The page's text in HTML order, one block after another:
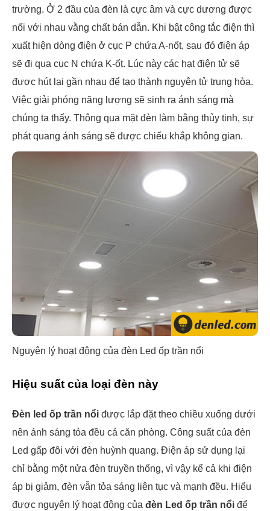
trường. Ở 2 đầu của đèn là cực âm và cực dương được
nối với nhau vằng chất bán dẫn. Khi bật công tắc điện thì
xuất hiện dòng điện ở cục P chứa A-nốt, sau đó điện áp
sẽ đi qua cục N chứa K-ốt. Lúc này các hạt điện tử sẽ
được hút lại gần nhau để tạo thành nguyên tử trung hòa.
Việc giải phóng năng lượng sẽ sinh ra ánh sáng mà
chúng ta thấy. Thông qua mặt đèn làm bằng thủy tinh, sự
phát quang ánh sáng sẽ được chiếu khắp không gian.
Nguyên lý hoạt động của đèn Led ốp trần nổi
Hiệu suất của loại đèn này
Đèn led ốp trần nổi được lắp đặt theo chiều xuống dưới
nên ánh sáng tỏa đều cả căn phòng. Công suất của đèn
Led gấp đôi với đèn huỳnh quang. Điện áp sử dụng lại
chỉ bằng một nửa đèn truyền thống, vì vậy kể cả khi điện
áp bị giảm, đèn vẫn tỏa sáng liên tục và mạnh đều. Hiểu
được nguyên lý hoạt động của đèn Led ốp trần nổi để